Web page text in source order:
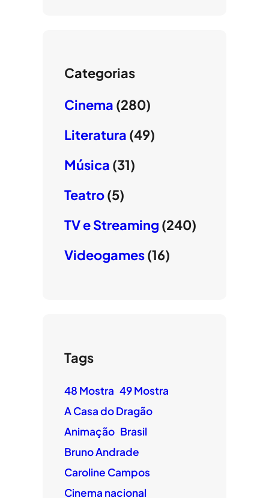
Categorias
Cinema (280)
Literatura (49)
Música (31)
Teatro(5)
TV e Streaming (240)
Videogames(16)
Tags
48 Mostra 49 Mostra
A Casa do Dragão
Animação Brasil
Bruno Andrade
Caroline Campos
Cinema nacional